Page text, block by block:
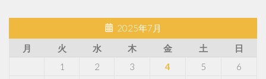
2025年7月
月
火 水 木 金 土
日
1
2 3 4 5
6